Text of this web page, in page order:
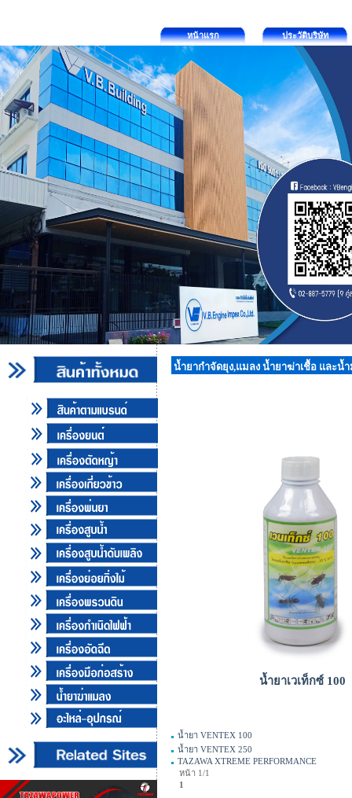
หน้าแรก ประวัติบริษัท
น้ำยากำจัดยุง,แมลง น้ำยาฆ่าเชื้อ และน้ำ
น้ำยาเวเท็กซ์ 100
น้ำยา VENTEX 100
น้ำยา VENTEX 250
TAZAWA XTREME PERFORMANCE
หน้า 1/1
1